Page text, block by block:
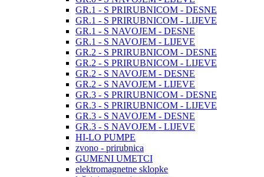
GR.1 - S PRIRUBNICOM - DESNE
GR.1 - S PRIRUBNICOM - LIJEVE
GR.1 - S NAVOJEM - DESNE
GR.1 - S NAVOJEM - LIJEVE
GR.2 - S PRIRUBNICOM - DESNE
GR.2 - S PRIRUBNICOM - LIJEVE
GR.2 - S NAVOJEM - DESNE
GR.2 - S NAVOJEM - LIJEVE
GR.3 - S PRIRUBNICOM - DESNE
GR.3 - S PRIRUBNICOM - LIJEVE
GR.3 - S NAVOJEM - DESNE
GR.3 - S NAVOJEM - LIJEVE
HI-LO PUMPE
zvono - prirubnica
GUMENI UMETCI
elektromagnetne sklopke